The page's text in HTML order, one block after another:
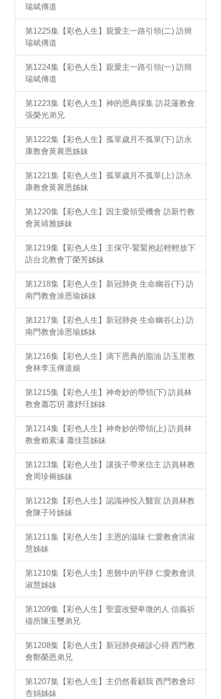
瑞斌傳道
第1225集【彩色人生】親愛主一路引領(二) 訪簡
瑞斌傳道
第1224集【彩色人生】親愛主一路引領(一) 訪簡
瑞斌傳道
第1223集【彩色人生】神的恩典採集 訪花蓮教會
張榮光弟兄
第1222集【彩色人生】孤單歲月不孤單(下) 訪永
康教會黃襄恩姊妹
第1221集【彩色人生】孤單歲月不孤單(上) 訪永
康教會黃襄恩姊妹
第1220集【彩色人生】因主愛領受機會 訪新竹教
會黃靖雅姊妹
第1219集【彩色人生】主保守-緊緊抱起輕輕放下
訪台北教會丁榮芳姊妹
第1218集【彩色人生】新冠肺炎 生命幽谷(下) 訪
南門教會涂恩瑜姊妹
第1217集【彩色人生】新冠肺炎 生命幽谷(上) 訪
南門教會涂恩瑜姊妹
第1216集【彩色人生】滴下恩典的脂油 訪玉里教
會林李玉傳道娘
第1215集【彩色人生】神奇妙的帶領(下) 訪員林
教會蕭芯玥 蕭妤玨姊妹
第1214集【彩色人生】神奇妙的帶領(上) 訪員林
教會賴素溱 蕭佳芸姊妹
第1213集【彩色人生】讓孩子帶來信主 訪員林教
會周珍褥姊妹
第1212集【彩色人生】認識神投入醫宣 訪員林教
會陳子玲姊妹
第1211集【彩色人生】主恩的滋味 仁愛教會洪淑
慧姊妹
第1210集【彩色人生】患難中的平靜 仁愛教會洪
淑慧姊妹
第1209集【彩色人生】聖靈改變卑微的人 信義祈
禱所陳玉璽弟兄
第1208集【彩色人生】新冠肺炎確診心得 西門教
會鄭榮恩弟兄
第1207集【彩色人生】主仍然看顧我 西門教會邱
杏娟姊妹